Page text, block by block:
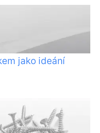
jako ideání